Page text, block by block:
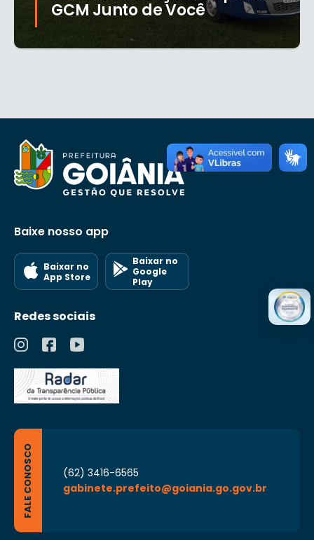
GCM Junto de Você
Baixe nosso app
Baixar no
App Store
Baixar no
Google
Play
Redes sociais
FALE CONOSCO
(62) 3416-6565
gabinete.prefeito@goiania.go.gov.br